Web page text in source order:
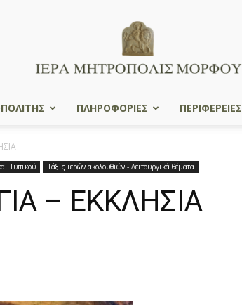
ΠΛΗΡΟΦΟΡΙΕΣ ΠΕΡΙΦΕΡΕΙΕΣ
Τυπικού Τάξις ιερών ακολουθιών - Λειτουργικά θέματα
– ΕΚΚΛΗΣΙΑ